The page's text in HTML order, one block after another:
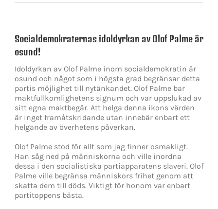
Socialdemokraternas idoldyrkan av Olof Palme är
osund!
Idoldyrkan av Olof Palme inom socialdemokratin är
osund och något som i högsta grad begränsar detta
partis möjlighet till nytänkandet. Olof Palme bar
maktfullkomlighetens signum och var uppslukad av
sitt egna maktbegär. Att helga denna ikons värden
är inget framåtskridande utan innebär enbart ett
helgande av överhetens påverkan.
Olof Palme stod för allt som jag finner osmakligt.
Han såg ned på människorna och ville inordna
dessa i den socialistiska partiapparatens slaveri. Olof
Palme ville begränsa människors frihet genom att
skatta dem till döds. Viktigt för honom var enbart
partitoppens bästa.